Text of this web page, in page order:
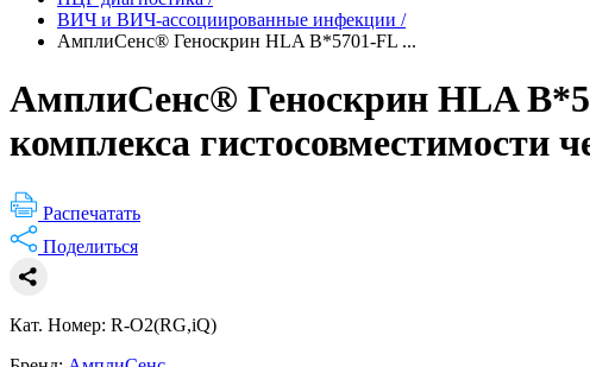
ВИЧ и ВИЧ-ассоциированные инфекции /
АмплиСенс® Геноскрин HLA B*5701-FL ...
АмплиСенс® Геноскрин HLA
комплекса гистосовместимости
Распечатать
Поделиться
Кат. Номер: R-O2(RG,iQ)